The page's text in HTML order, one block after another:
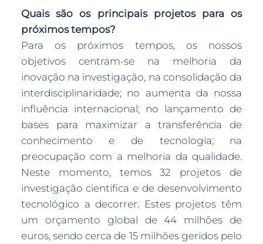
Quais são os principais projetos para os
próximos tempos?
Para os próximos tempos, os nossos
objetivos centram-se na melhoria da
inovação na investigação, na consolidação da
interdisciplinaridade; no aumenta da nossa
influência internacional; no lançamento de
bases para maximizar a transferência de
conhecimento e de tecnologia; na
preocupação com a melhoria da qualidade.
Neste momento, temos 32 projetos de
investigação cientifica e de desenvolvimento
tecnológico a decorrer. Estes projetos têm
um orçamento global de 44 milhões de
euros, sendo cerca de 15 milhões geridos pelo